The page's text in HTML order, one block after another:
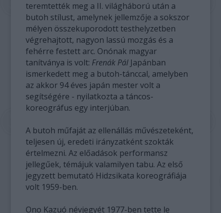
teremtették meg a II. világháború után a
butoh stílust, amelynek jellemzője a sokszor
mélyen összekuporodott testhelyzetben
végrehajtott, nagyon lassú mozgás és a
fehérre festett arc. Onónak magyar
tanítványa is volt: Frenák Pál Japánban
ismerkedett meg a butoh-tánccal, amelyben
az akkor 94 éves japán mester volt a
segítségére - nyilatkozta a táncos-
koreográfus egy interjúban.
A butoh műfaját az ellenállás művészeteként,
teljesen új, eredeti irányzatként szokták
értelmezni. Az előadások performansz
jellegűek, témájuk valamilyen tabu. Az első
jegyzett bemutató Hidzsikata koreográfiája
volt 1959-ben.
Ono Kazuó névjegyét 1977-ben tette le